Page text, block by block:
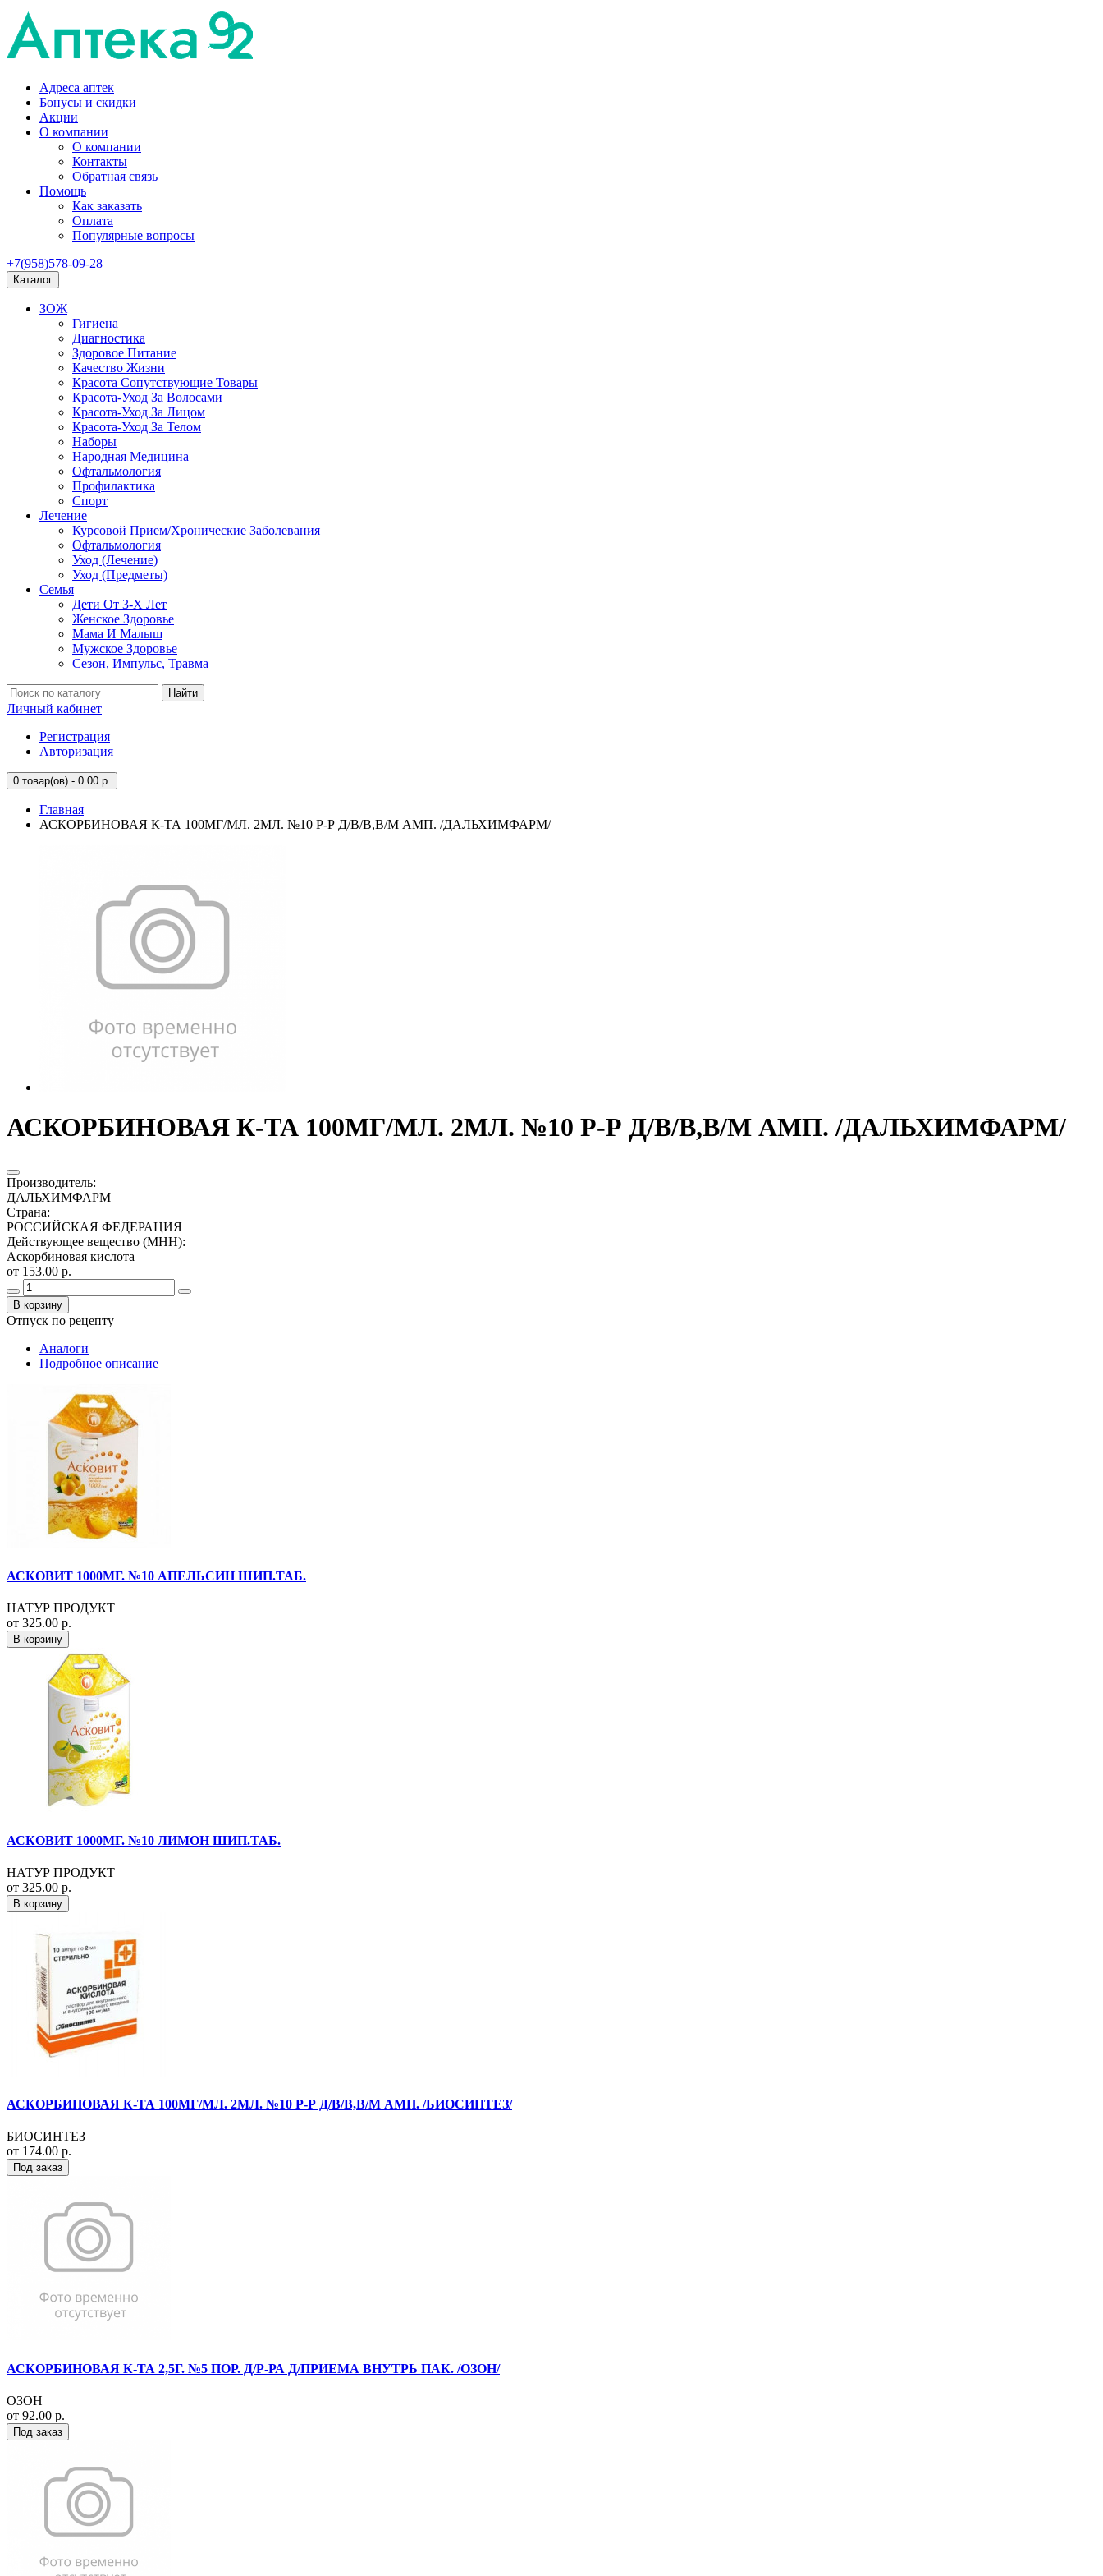
Адреса аптек
Бонусы и скидки
Акции
О компании
О компании
Контакты
Обратная связь
Помощь
Как заказать
Оплата
Популярные вопросы
+7(958)578-09-28
Каталог
ЗОЖ
Гигиена
Диагностика
Здоровое Питание
Качество Жизни
Красота Сопутствующие Товары
Красота-Уход За Волосами
Красота-Уход За Лицом
Красота-Уход За Телом
Наборы
Народная Медицина
Офтальмология
Профилактика
Спорт
Лечение
Курсовой Прием/Хронические Заболевания
Офтальмология
Уход (Лечение)
Уход (Предметы)
Семья
Дети От 3-Х Лет
Женское Здоровье
Мама И Малыш
Мужское Здоровье
Сезон, Импульс, Травма
Найти
Личный кабинет
Регистрация
Авторизация
0 товар(ов) - 0.00 р.
Главная
АСКОРБИНОВАЯ К-ТА 100МГ/МЛ. 2МЛ. №10 Р-Р Д/В/В,В/М АМП. /ДАЛЬХИМФАРМ/
АСКОРБИНОВАЯ К-ТА 100МГ/МЛ. 2МЛ. №10 Р-Р Д/В/В,В/М АМП. /ДАЛЬХИМФАРМ/
Производитель:
ДАЛЬХИМФАРМ
Страна:
РОССИЙСКАЯ ФЕДЕРАЦИЯ
Действующее вещество (МНН):
Аскорбиновая кислота
от 153.00 р.
В корзину
Отпуск по рецепту
Аналоги
Подробное описание
АСКОВИТ 1000МГ. №10 АПЕЛЬСИН ШИП.ТАБ.
НАТУР ПРОДУКТ
от 325.00 р.
В корзину
АСКОВИТ 1000МГ. №10 ЛИМОН ШИП.ТАБ.
НАТУР ПРОДУКТ
от 325.00 р.
В корзину
АСКОРБИНОВАЯ К-ТА 100МГ/МЛ. 2МЛ. №10 Р-Р Д/В/В,В/М АМП. /БИОСИНТЕЗ/
БИОСИНТЕЗ
от 174.00 р.
Под заказ
АСКОРБИНОВАЯ К-ТА 2,5Г. №5 ПОР. Д/Р-РА Д/ПРИЕМА ВНУТРЬ ПАК. /ОЗОН/
ОЗОН
от 92.00 р.
Под заказ